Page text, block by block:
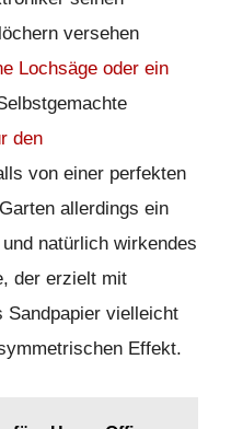
versehen
Lochsäge oder ein
den
von einer perfekten
allerdings ein
natürlich wirkendes
der erzielt mit
Sandpapier vielleicht
Effekt.